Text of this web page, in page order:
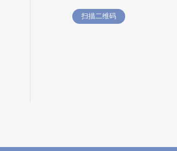
扫描二维码